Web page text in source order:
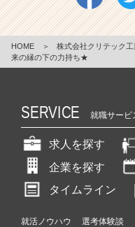
HOME ＞ 株式会社クリテック工
来の縁の下の力持ち★
SERVICE 就職サービ
求人を探す
企業を探す
タイムライン
就活ノウハウ 選考体験談